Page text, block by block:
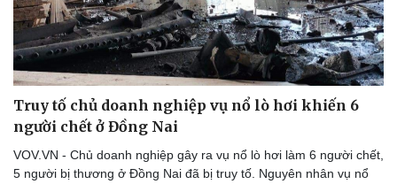
Tư vấn
Săn Tour
check-in
Câu chuyện thời sự
Đọc truyện đêm khuya
Cửa sổ tình yêu
Kể chuyện cho bé
Hạt giống tâm hồn
Truy tố chủ doanh nghiệp vụ nổ lò hơi khiến 6
người chết ở Đồng Nai
VOV.VN - Chủ doanh nghiệp gây ra vụ nổ lò hơi làm 6 người chết,
5 người bị thương ở Đồng Nai đã bị truy tố. Nguyên nhân vụ nổ